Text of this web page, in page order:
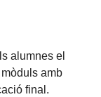
alumnes el
amb
final.